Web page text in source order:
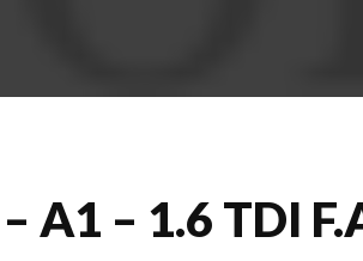
A1 – 1.6 TDI